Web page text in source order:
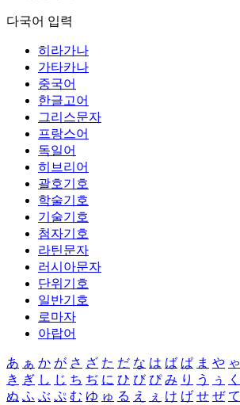
다국어 입력
히라가나
가타카나
중국어
한글고어
그리스문자
프랑스어
독일어
히브리어
괄호기호
학술기호
기술기호
첨자기호
라틴문자
러시아문자
단위기호
일반기호
로마자
아랍어
あ ぁ か が さ ざ た だ な は ば ぱ ま や ゃ
き ぎ し じ ち ぢ に ひ び ぴ み り う ぅ く
ぬ ふ ぶ ぷ む ゆ ゅ る え ぇ け げ せ ぜ て